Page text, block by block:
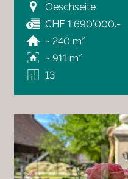
Oeschseite
CHF 1'690'000.-
~ 240 m²
~ 911 m²
13